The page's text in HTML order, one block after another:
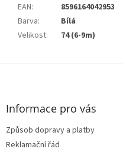
EAN:
8596164042953
Barva:
Bílá
Velikost: 74 (6-9m)
Z
Informace pro vás
Způsob dopravy a platby
Reklamační řád